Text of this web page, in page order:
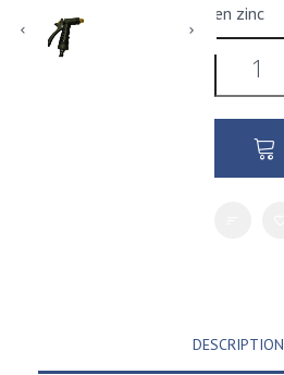
en zinc
DESCRIPTION